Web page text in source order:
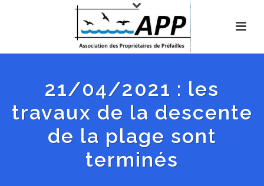
21/04/2021 : les
travaux de la descente
de la plage sont
terminés